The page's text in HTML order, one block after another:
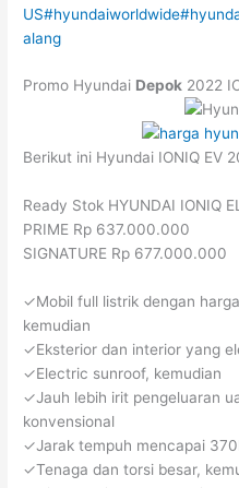
US#hyundaiworldwide
alang
Promo Hyundai Depok 2022
Berikut ini Hyundai IONIQ EV
Ready Stok HYUNDAI IONIQ
PRIME Rp 637.000.000
SIGNATURE Rp 677.000.000
✓Mobil full listrik dengan
kemudian
✓Eksterior dan interior yang
✓Electric sunroof, kemudian
✓Jauh lebih irit pengeluaran
konvensional
✓Jarak tempuh mencapai
✓Tenaga dan torsi besar,